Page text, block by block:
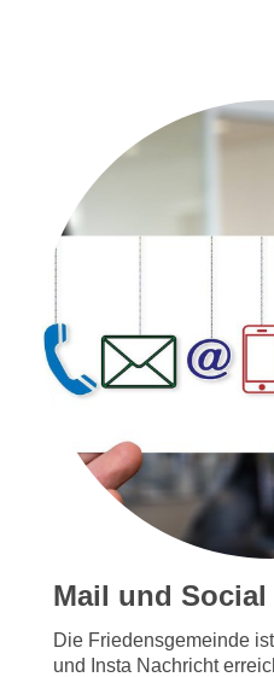
Mail und Social
Die Friedensgemeinde
und Insta Nachricht